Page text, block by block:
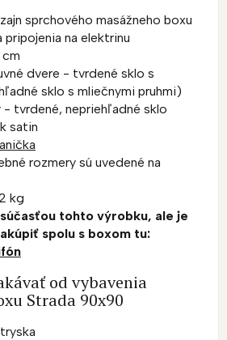
sprchového masážneho boxu
pripojenia na elektrinu
dvere - tvrdené sklo s
sklo s mliečnymi pruhmi)
- tvrdené, nepriehľadné sklo
satin
rozmery sú uvedené na
kg
tohto výrobku, ale je
spolu s boxom tu:
od vybavenia
Strada 90x90